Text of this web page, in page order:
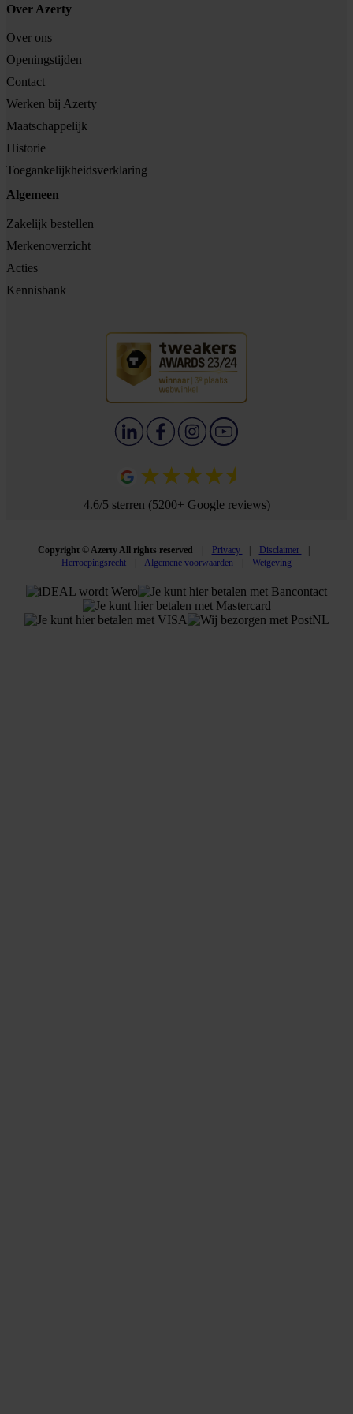
Over Azerty
Over ons
Openingstijden
Contact
Werken bij Azerty
Maatschappelijk
Historie
Toegankelijkheidsverklaring
Algemeen
Zakelijk bestellen
Merkenoverzicht
Acties
Kennisbank
4.6/5 sterren (5200+ Google reviews)
Copyright © Azerty All rights reserved Privacy
Disclaimer
Herroepingsrecht
Algemene voorwaarden Wetgeving